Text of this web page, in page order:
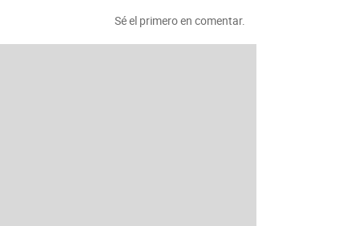
Sé el primero en comentar.